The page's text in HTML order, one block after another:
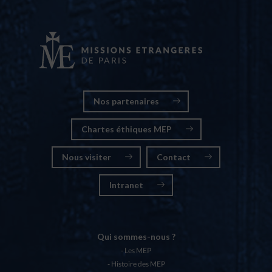
Nos partenaires
Chartes éthiques MEP
Nous visiter Contact
Intranet
Qui sommes-nous ?
Les MEP
Histoire des MEP